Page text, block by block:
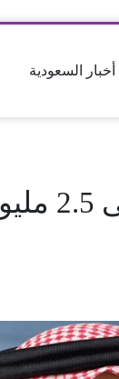
أخبار السعودية